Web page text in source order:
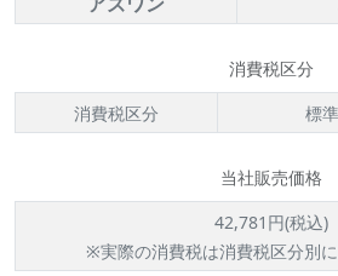
消費税区分
消費税区分
標
当社販売価格
42,781円(税込)
※実際の消費税は消費税区分別